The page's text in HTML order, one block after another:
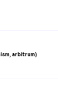
arbitrum)